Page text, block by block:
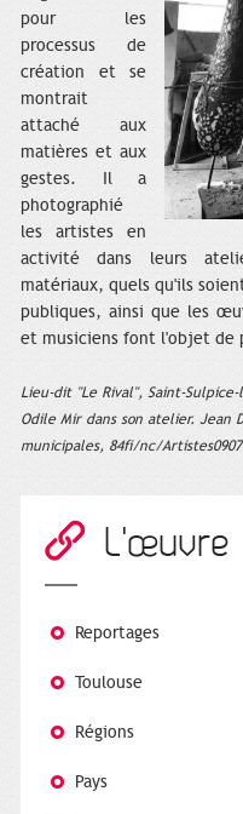
pour les
processus de
création et se
montrait
attaché aux
matières et aux
gestes. Il a
photographié
les artistes en
activité dans leurs
matériaux, quels qu'ils
publiques, ainsi que les
et musiciens font l'objet de
Lieu-dit "Le Rival", Saint-
Odile Mir dans son atelier. Jean
municipales, 84fi/nc/
L'œuvre
Reportages
Toulouse
Régions
Pays